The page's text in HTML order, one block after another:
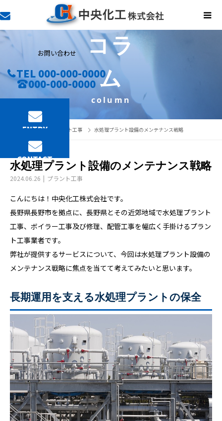
お問い合わせ
TEL 000-000-0000
000-000-0000
ENTRY
CONTACT
コラ
ム
column
コラム プラント工事 水処理プラント設備のメンテナンス戦略
水処理プラント設備のメンテナンス戦略
2024.06.26 プラント工事
こんにちは！中央化工株式会社です。
長野県長野市を拠点に、長野県とその近郊地域で水処理プラント
工事、ボイラー工事及び修理、配管工事を幅広く手掛けるプラン
ト工事業者です。
弊社が提供するサービスについて、今回は水処理プラント設備の
メンテナンス戦略に焦点を当てて考えてみたいと思います。
長期運用を支える水処理プラントの保全